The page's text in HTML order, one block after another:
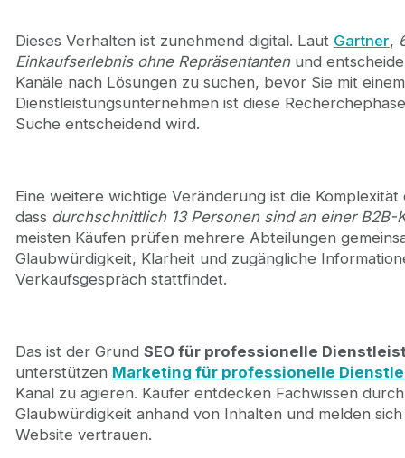
Dieses Verhalten ist zunehmend digital. Laut Gartner,
Einkaufserlebnis ohne Repräsentantenund
Kanäle nach Lösungen zu suchen, bevor Sie mit
Dienstleistungsunternehmen ist diese
Suche entscheidend wird.
Eine weitere wichtige Veränderung ist die
dass durchschnittlich 13 Personen sind an einer
meisten Käufen prüfen mehrere Abteilungen
Glaubwürdigkeit, Klarheit und zugängliche
Verkaufsgespräch stattfindet.
Das ist der Grund SEO für professionelle
unterstützen Marketing für professionelle
Kanal zu agieren. Käufer entdecken Fachwissen
Glaubwürdigkeit anhand von Inhalten und melden
Website vertrauen.